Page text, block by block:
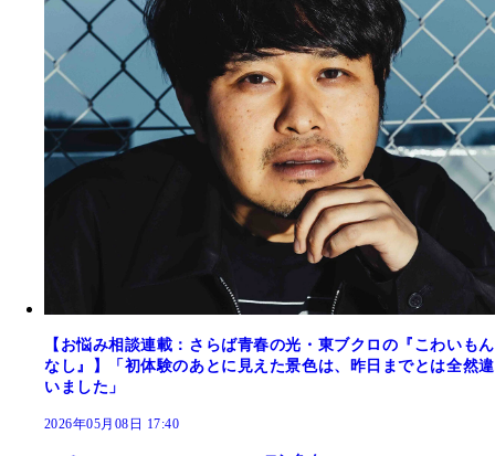
【お悩み相談連載：さらば青春の光・東ブクロの『こわいもん
なし』】「初体験のあとに見えた景色は、昨日までとは全然違
いました」
2026年05月08日 17:40